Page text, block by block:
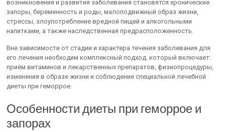
возникновения и развития заболевания становятся хронические
запоры, беременность и роды, малоподвижный образ жизни,
стрессы, злоупотребление вредной пищей и алкогольными
напитками, а также наследственная предрасположенность.
Вне зависимости от стадии и характера течения заболевания для
его лечения необходим комплексный подход. который включает:
приём витаминов и лекарственных препаратов, физиопроцедуры,
изменения в образе жизни и соблюдение специальной лечебной
диеты при геморрое.
Особенности диеты при геморрое и
запорах